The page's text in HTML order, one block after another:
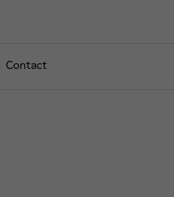
Contact